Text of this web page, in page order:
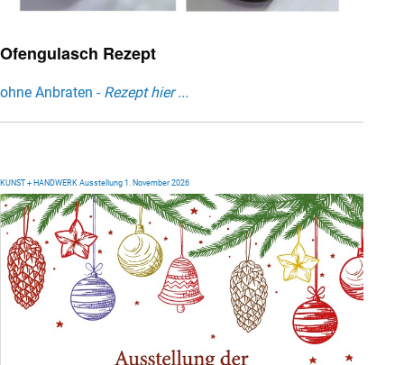
Ofengulasch Rezept
ohne Anbraten - Rezept hier ...
KUNST + HANDWERK Ausstellung 1. November 2026